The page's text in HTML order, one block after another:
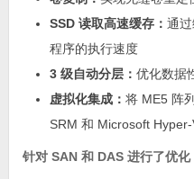
SSD 读取高速缓存： 通
程序的执行速度
3 级自动分层： 优化数据
虚拟化集成： 将 ME5 阵
SRM 和 Microsoft
针对 SAN 和 DAS 进行了优化